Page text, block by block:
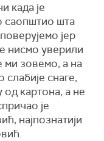
када је
саопштио шта
јер
нисмо уверили
ми зовемо, а на
слабије снаге,
од картона, а не
је
најпознатији